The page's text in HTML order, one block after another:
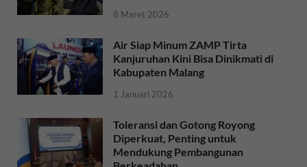
8 Maret 2026
Air Siap Minum ZAMP Tirta
Kanjuruhan Kini Bisa Dinikmati di
Kabupaten Malang
1 Januari 2026
Toleransi dan Gotong Royong
Diperkuat, Penting untuk
Mendukung Pembangunan